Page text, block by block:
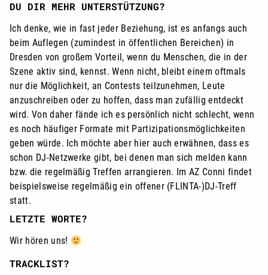
DU DIR MEHR UNTERSTÜTZUNG?
Ich denke, wie in fast jeder Beziehung, ist es anfangs auch
beim Auflegen (zumindest in öffentlichen Bereichen) in
Dresden von großem Vorteil, wenn du Menschen, die in der
Szene aktiv sind, kennst. Wenn nicht, bleibt einem oftmals
nur die Möglichkeit, an Contests teilzunehmen, Leute
anzuschreiben oder zu hoffen, dass man zufällig entdeckt
wird. Von daher fände ich es persönlich nicht schlecht, wenn
es noch häufiger Formate mit Partizipationsmöglichkeiten
geben würde. Ich möchte aber hier auch erwähnen, dass es
schon DJ-Netzwerke gibt, bei denen man sich melden kann
bzw. die regelmäßig Treffen arrangieren. Im AZ Conni findet
beispielsweise regelmäßig ein offener (FLINTA-)DJ-Treff
statt.
LETZTE WORTE?
Wir hören uns!
TRACKLIST?